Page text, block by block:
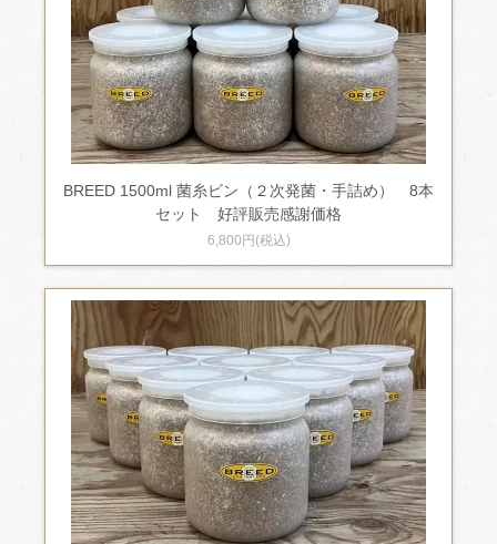
BREED 1500ml 菌糸ビン（２次発菌・手詰め） 8本
セット 好評販売感謝価格
6,800円(税込)